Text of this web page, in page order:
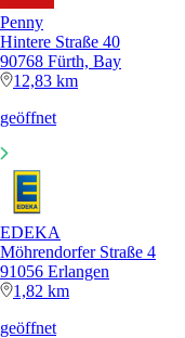
Penny
Hintere Straße 40
90768 Fürth, Bay
12,83 km
geöffnet
EDEKA
Möhrendorfer Straße 4
91056 Erlangen
1,82 km
geöffnet